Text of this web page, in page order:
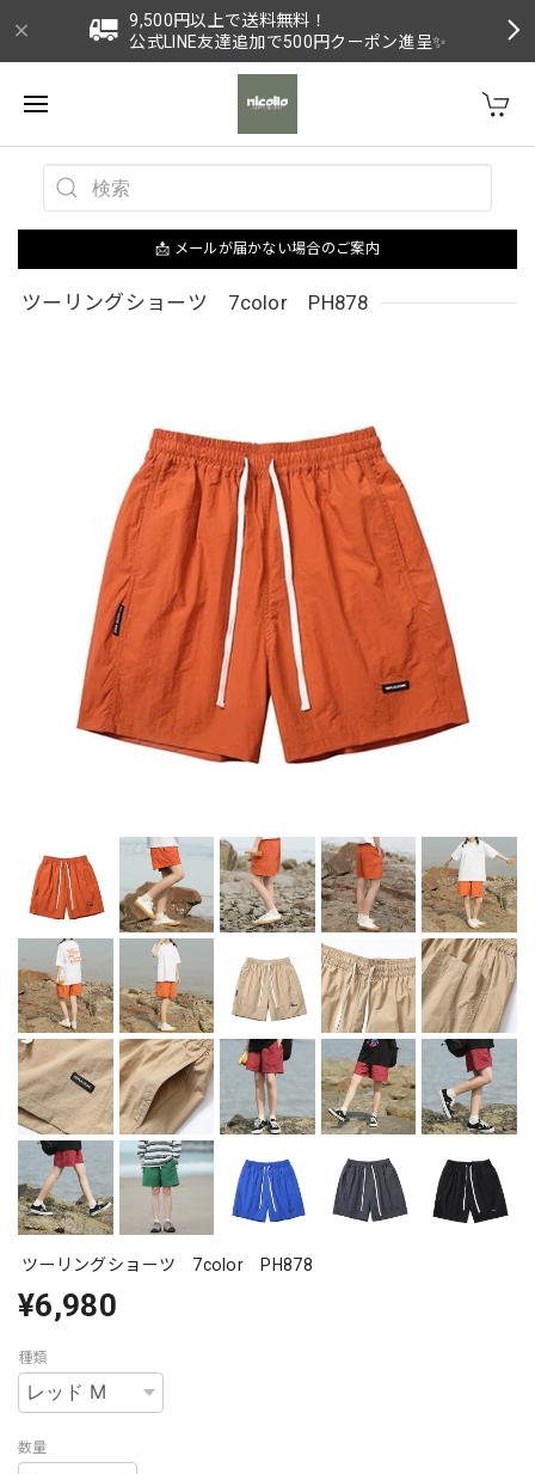
9,500円以上で送料無料！
公式LINE友達追加で500円クーポン進呈✨
📩 メールが届かない場合のご案内
ツーリングショーツ 7color PH878
ツーリングショーツ 7color PH878
¥6,980
種類
数量